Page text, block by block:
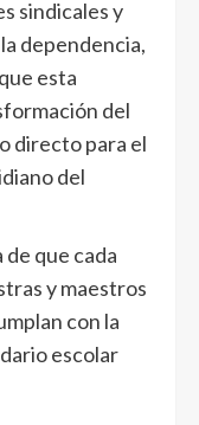
sindicales y
dependencia,
esta
del
directo para el
del
que cada
y maestros
con la
escolar